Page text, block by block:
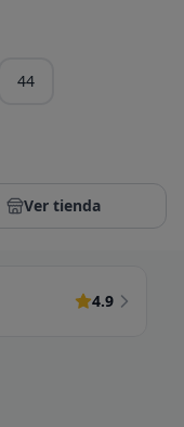
44
Ver tienda
4.9